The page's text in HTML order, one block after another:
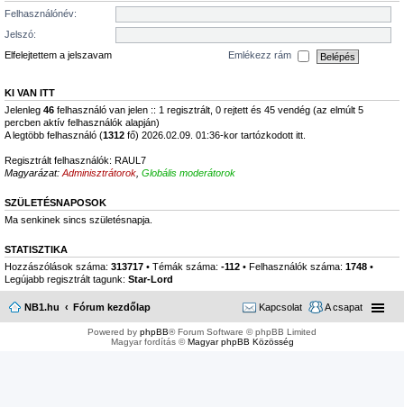
Felhasználónév:
Jelszó:
Elfelejtettem a jelszavam
Emlékezz rám
KI VAN ITT
Jelenleg 46 felhasználó van jelen :: 1 regisztrált, 0 rejtett és 45 vendég (az elmúlt 5
percben aktív felhasználók alapján)
A legtöbb felhasználó (1312 fő) 2026.02.09. 01:36-kor tartózkodott itt.
Regisztrált felhasználók: RAUL7
Magyarázat: Adminisztrátorok Globális moderátorok
SZÜLETÉSNAPOSOK
Ma senkinek sincs születésnapja.
STATISZTIKA
Hozzászólások száma: 313717 • Témák száma: -112 • Felhasználók száma: 1748 •
Legújabb regisztrált tagunk: Star-Lord
NB1.hu Fórum kezdőlap A csapat
Kapcsolat
Powered by phpBB® Forum Software © phpBB Limited
Magyar fordítás ©Magyar phpBB Közösség